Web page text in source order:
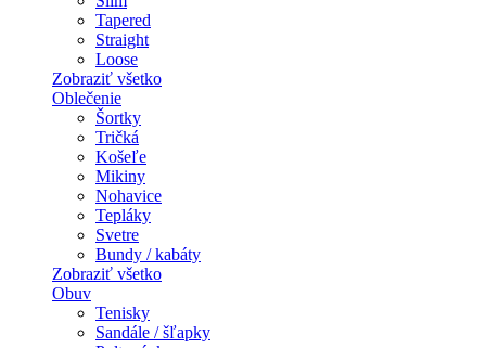
Tapered
Straight
Loose
Zobraziť všetko
Oblečenie
Šortky
Tričká
Košeľe
Mikiny
Nohavice
Tepláky
Svetre
Bundy / kabáty
Zobraziť všetko
Obuv
Tenisky
Sandále / šľapky